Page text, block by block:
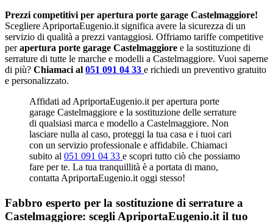
Prezzi competitivi per apertura porte garage Castelmaggiore!
Scegliere ApriportaEugenio.it significa avere la sicurezza di un
servizio di qualità a prezzi vantaggiosi. Offriamo tariffe competitive
perapertura porte garage Castelmaggiore e la sostituzione di
serrature di tutte le marche e modelli a Castelmaggiore. Vuoi saperne
di più? Chiamaci al 051 091 04 33 e richiedi un preventivo gratuito
e personalizzato.
Affidati ad ApriportaEugenio.it per apertura porte
garage Castelmaggiore e la sostituzione delle serrature
di qualsiasi marca e modello a Castelmaggiore. Non
lasciare nulla al caso, proteggi la tua casa e i tuoi cari
con un servizio professionale e affidabile. Chiamaci
subito al 051 091 04 33 e scopri tutto ciò che possiamo
fare per te. La tua tranquillità è a portata di mano,
contatta ApriportaEugenio.it oggi stesso!
Fabbro esperto per la sostituzione di serrature a
Castelmaggiore: scegli ApriportaEugenio.it il tuo